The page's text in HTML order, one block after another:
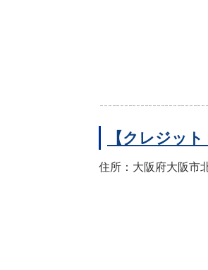
【クレジッ
住所：大阪府大阪市